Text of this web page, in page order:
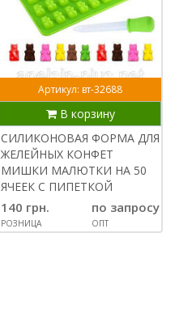
Артикул: вт-32688
В корзину
СИЛИКОНОВАЯ ФОРМА ДЛЯ
ЖЕЛЕЙНЫХ КОНФЕТ
МИШКИ МАЛЮТКИ НА 50
ЯЧЕЕК С ПИПЕТКОЙ
140 грн.
РОЗНИЦА
по запросу
ОПТ